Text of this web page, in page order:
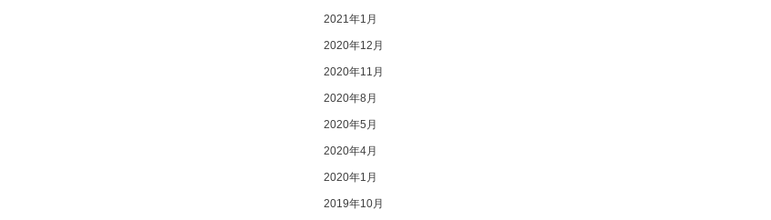
2021年1月
2020年12月
2020年11月
2020年8月
2020年5月
2020年4月
2020年1月
2019年10月